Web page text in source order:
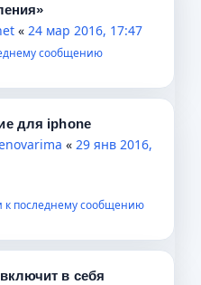
« 24 мар 2016, 17:47
сообщению
для iphone
« 29 янв 2016,
к последнему сообщению
в себя